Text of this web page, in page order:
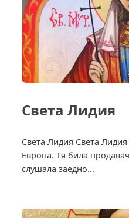
Света Лидия
Света Лидия Света
Европа. Тя била
слушала заедно...